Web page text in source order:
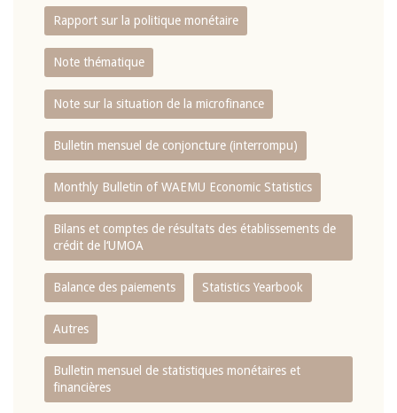
Rapport sur la politique monétaire
Note thématique
Note sur la situation de la microfinance
Bulletin mensuel de conjoncture (interrompu)
Monthly Bulletin of WAEMU Economic Statistics
Bilans et comptes de résultats des établissements de
crédit de l‘UMOA
Balance des paiements Statistics Yearbook
Autres
Bulletin mensuel de statistiques monétaires et
financières